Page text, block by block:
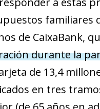
familiares
de CaixaBank,
durante la
de 13,4
en tres